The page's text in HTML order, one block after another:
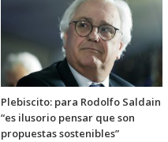
Plebiscito: para Rodolfo Saldain
“es ilusorio pensar que son
propuestas sostenibles”